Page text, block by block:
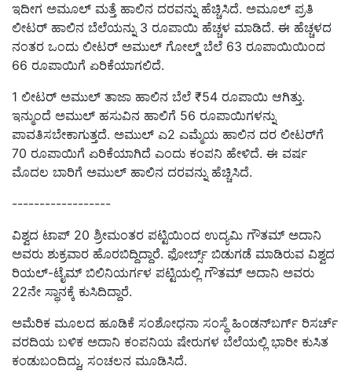
ಇದೀಗ ಅಮೂಲ್‌ ಮತ್ತೆ ಹಾಲಿನ ದರವನ್ನು ಹೆಚ್ಚಿಸಿದೆ. ಅಮೂಲ್‌ ಪ್ರತಿ
ಲೀಟರ್ ಹಾಲಿನ ಬೆಲೆಯನ್ನು 3 ರೂಪಾಯಿ ಹೆಚ್ಚಳ ಮಾಡಿದೆ. ಈ ಹೆಚ್ಚಳದ
ನಂತರ ಒಂದು ಲೀಟರ್ ಅಮುಲ್ ಗೋಲ್ಡ್ ಬೆಲೆ 63 ರೂಪಾಯಿಯಿಂದ
66 ರೂಪಾಯಿಗೆ ಏರಿಕೆಯಾಗಲಿದೆ.
1 ಲೀಟರ್ ಅಮುಲ್ ತಾಜಾ ಹಾಲಿನ ಬೆಲೆ ₹54 ರೂಪಾಯಿ ಆಗಿತ್ತು.
ಇನ್ಮುಂದೆ ಅಮುಲ್ ಹಸುವಿನ ಹಾಲಿಗೆ 56 ರೂಪಾಯಿಗಳನ್ನು
ಪಾವತಿಸಬೇಕಾಗುತ್ತದೆ. ಅಮುಲ್ ಎ2 ಎಮ್ಮೆಯ ಹಾಲಿನ ದರ ಲೀಟರ್‌ಗೆ
70 ರೂಪಾಯಿಗೆ ಏರಿಕೆಯಾಗಿದೆ ಎಂದು ಕಂಪನಿ ಹೇಳಿದೆ. ಈ ವರ್ಷ
ಮೊದಲ ಬಾರಿಗೆ ಅಮುಲ್ ಹಾಲಿನ ದರವನ್ನು ಹೆಚ್ಚಿಸಿದೆ.
------------------
ವಿಶ್ವದ ಟಾಪ್ 20 ಶ್ರೀಮಂತರ ಪಟ್ಟಿಯಿಂದ ಉದ್ಯಮಿ ಗೌತಮ್ ಅದಾನಿ
ಅವರು ಶುಕ್ರವಾರ ಹೊರಬಿದ್ದಿದ್ದಾರೆ. ಫೋರ್ಬ್ಸ್‌ ಬಿಡುಗಡೆ ಮಾಡಿರುವ ವಿಶ್ವದ
ರಿಯಲ್-ಟೈಮ್ ಬಿಲಿನಿಯರ್ಗಳ ಪಟ್ಟಿಯಲ್ಲಿ ಗೌತಮ್ ಅದಾನಿ ಅವರು
22ನೇ ಸ್ಥಾನಕ್ಕೆ ಕುಸಿದಿದ್ದಾರೆ.
ಅಮೆರಿಕ ಮೂಲದ ಹೂಡಿಕೆ ಸಂಶೋಧನಾ ಸಂಸ್ಥೆ ಹಿಂಡನ್‌ಬರ್ಗ್‌ ರಿಸರ್ಚ್‌
ವರದಿಯ ಬಳಿಕ ಅದಾನಿ ಕಂಪನಿಯ ಷೇರುಗಳ ಬೆಲೆಯಲ್ಲಿ ಭಾರೀ ಕುಸಿತ
ಕಂಡುಬಂದಿದ್ದು, ಸಂಚಲನ ಮೂಡಿಸಿದೆ.